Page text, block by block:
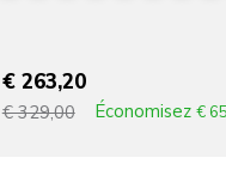
€ 263,20
€ 329,00 Économisez €